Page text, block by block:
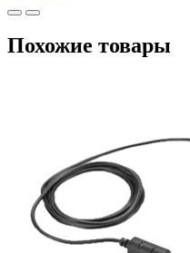
Похожие товары